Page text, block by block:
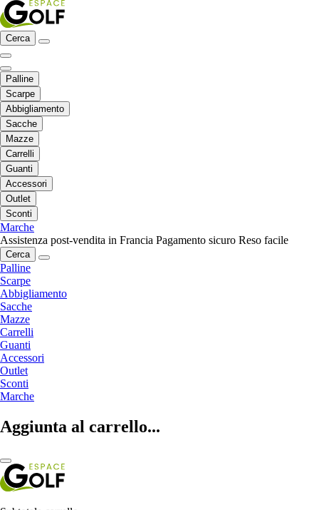
Cerca
Palline
Scarpe
Abbigliamento
Sacche
Mazze
Carrelli
Guanti
Accessori
Outlet
Sconti
Marche
Assistenza post-vendita in Francia Pagamento sicuro Reso facile
Cerca
Palline
Scarpe
Abbigliamento
Sacche
Mazze
Carrelli
Guanti
Accessori
Outlet
Sconti
Marche
Aggiunta al carrello...